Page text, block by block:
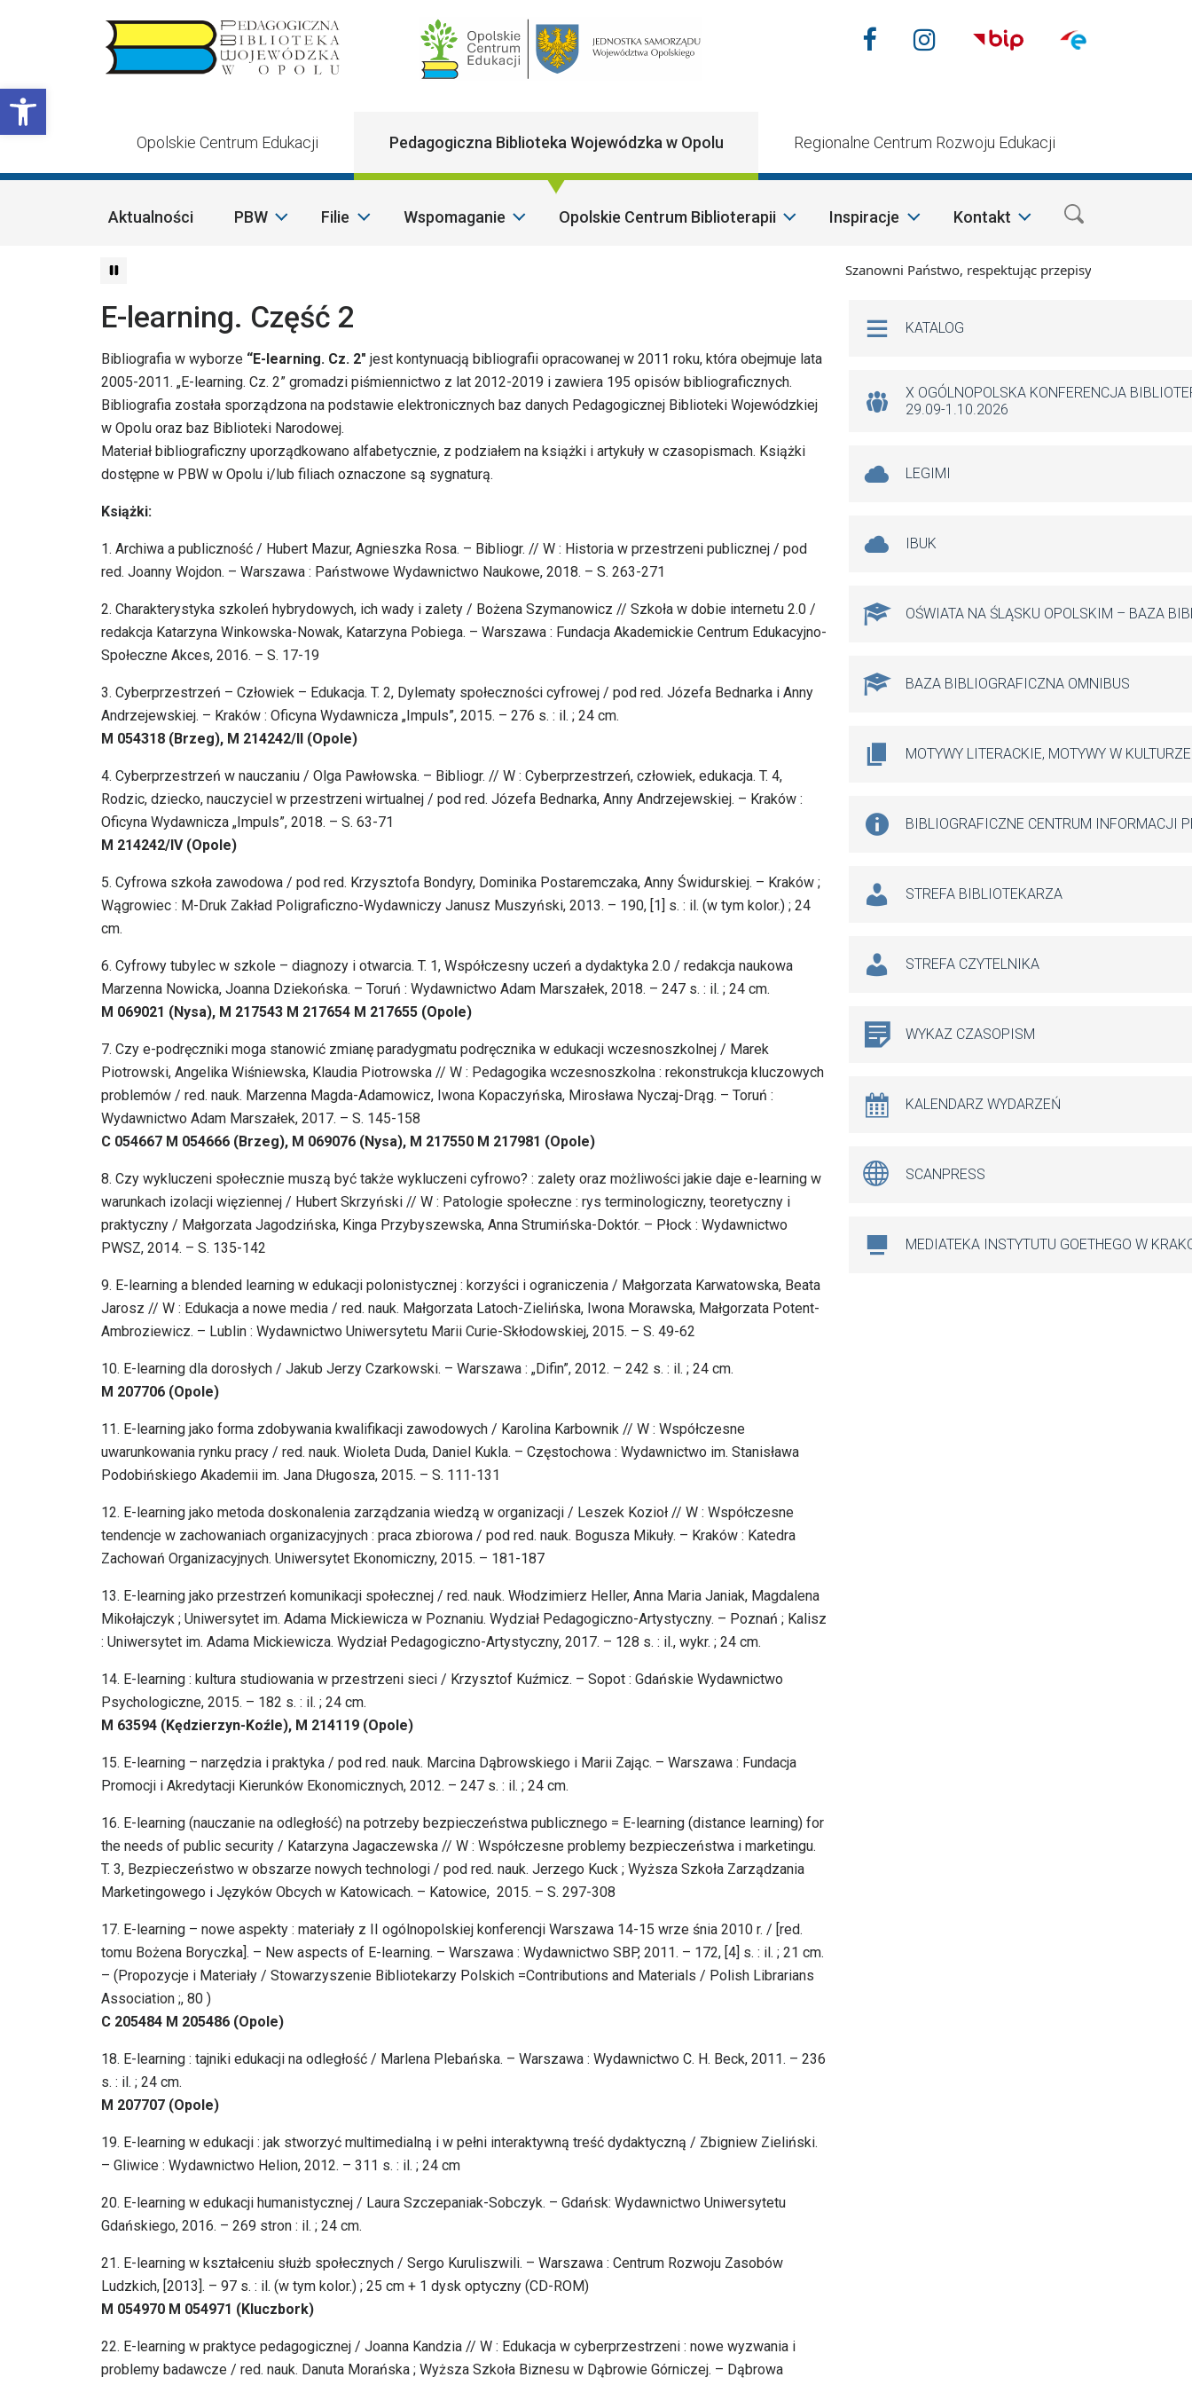
Otwórz pasek narzędzi
Main Navigation
Nasze media
FacebookInstagram
Opolskie Centrum Edukacji Pedagogiczna Biblioteka Wojewódzka w Opolu Regionalne Centrum Rozwoju Edukacji
Aktualności PBW Filie Wspomaganie Opolskie Centrum Biblioterapii Inspiracje Kontakt
Szanowni Państwo, respektując przepisy prawa i mając na
E-learning. Część 2
Bibliografia w wyborze “E-learning. Cz. 2″ jest kontynuacją bibliografii opracowanej w 2011 roku, która obejmuje lata
2005-2011. „E-learning. Cz. 2” gromadzi piśmiennictwo z lat 2012-2019 i zawiera 195 opisów bibliograficznych.
Bibliografia została sporządzona na podstawie elektronicznych baz danych Pedagogicznej Biblioteki Wojewódzkiej
w Opolu oraz baz Biblioteki Narodowej.
Materiał bibliograficzny uporządkowano alfabetycznie, z podziałem na książki i artykuły w czasopismach. Książki
dostępne w PBW w Opolu i/lub filiach oznaczone są sygnaturą.
Książki:
1. Archiwa a publiczność / Hubert Mazur, Agnieszka Rosa. – Bibliogr. // W : Historia w przestrzeni publicznej / pod
red. Joanny Wojdon. – Warszawa : Państwowe Wydawnictwo Naukowe, 2018. – S. 263-271
2. Charakterystyka szkoleń hybrydowych, ich wady i zalety / Bożena Szymanowicz // Szkoła w dobie internetu 2.0 /
redakcja Katarzyna Winkowska-Nowak, Katarzyna Pobiega. – Warszawa : Fundacja Akademickie Centrum Edukacyjno-
Społeczne Akces, 2016. – S. 17-19
3. Cyberprzestrzeń – Człowiek – Edukacja. T. 2, Dylematy społeczności cyfrowej / pod red. Józefa Bednarka i Anny
Andrzejewskiej. – Kraków : Oficyna Wydawnicza „Impuls”, 2015. – 276 s. : il. ; 24 cm.
M 054318 (Brzeg), M 214242/II (Opole)
4. Cyberprzestrzeń w nauczaniu / Olga Pawłowska. – Bibliogr. // W : Cyberprzestrzeń, człowiek, edukacja. T. 4,
Rodzic, dziecko, nauczyciel w przestrzeni wirtualnej / pod red. Józefa Bednarka, Anny Andrzejewskiej. – Kraków :
Oficyna Wydawnicza „Impuls”, 2018. – S. 63-71
M 214242/IV (Opole)
5. Cyfrowa szkoła zawodowa / pod red. Krzysztofa Bondyry, Dominika Postaremczaka, Anny Świdurskiej. – Kraków ;
Wągrowiec : M-Druk Zakład Poligraficzno-Wydawniczy Janusz Muszyński, 2013. – 190, [1] s. : il. (w tym kolor.) ; 24
cm.
6. Cyfrowy tubylec w szkole – diagnozy i otwarcia. T. 1, Współczesny uczeń a dydaktyka 2.0 / redakcja naukowa
Marzenna Nowicka, Joanna Dziekońska. – Toruń : Wydawnictwo Adam Marszałek, 2018. – 247 s. : il. ; 24 cm.
M 069021 (Nysa), M 217543 M 217654 M 217655 (Opole)
7. Czy e-podręczniki moga stanowić zmianę paradygmatu podręcznika w edukacji wczesnoszkolnej / Marek
Piotrowski, Angelika Wiśniewska, Klaudia Piotrowska // W : Pedagogika wczesnoszkolna : rekonstrukcja kluczowych
problemów / red. nauk. Marzenna Magda-Adamowicz, Iwona Kopaczyńska, Mirosława Nyczaj-Drąg. – Toruń :
Wydawnictwo Adam Marszałek, 2017. – S. 145-158
C 054667 M 054666 (Brzeg), M 069076 (Nysa), M 217550 M 217981 (Opole)
8. Czy wykluczeni społecznie muszą być także wykluczeni cyfrowo? : zalety oraz możliwości jakie daje e-learning w
warunkach izolacji więziennej / Hubert Skrzyński // W : Patologie społeczne : rys terminologiczny, teoretyczny i
praktyczny / Małgorzata Jagodzińska, Kinga Przybyszewska, Anna Strumińska-Doktór. – Płock : Wydawnictwo
PWSZ, 2014. – S. 135-142
9. E-learning a blended learning w edukacji polonistycznej : korzyści i ograniczenia / Małgorzata Karwatowska, Beata
Jarosz // W : Edukacja a nowe media / red. nauk. Małgorzata Latoch-Zielińska, Iwona Morawska, Małgorzata Potent-
Ambroziewicz. – Lublin : Wydawnictwo Uniwersytetu Marii Curie-Skłodowskiej, 2015. – S. 49-62
10. E-learning dla dorosłych / Jakub Jerzy Czarkowski. – Warszawa : „Difin”, 2012. – 242 s. : il. ; 24 cm.
M 207706 (Opole)
11. E-learning jako forma zdobywania kwalifikacji zawodowych / Karolina Karbownik // W : Współczesne
uwarunkowania rynku pracy / red. nauk. Wioleta Duda, Daniel Kukla. – Częstochowa : Wydawnictwo im. Stanisława
Podobińskiego Akademii im. Jana Długosza, 2015. – S. 111-131
12. E-learning jako metoda doskonalenia zarządzania wiedzą w organizacji / Leszek Kozioł // W : Współczesne
tendencje w zachowaniach organizacyjnych : praca zbiorowa / pod red. nauk. Bogusza Mikuły. – Kraków : Katedra
Zachowań Organizacyjnych. Uniwersytet Ekonomiczny, 2015. – 181-187
13. E-learning jako przestrzeń komunikacji społecznej / red. nauk. Włodzimierz Heller, Anna Maria Janiak, Magdalena
Mikołajczyk ; Uniwersytet im. Adama Mickiewicza w Poznaniu. Wydział Pedagogiczno-Artystyczny. – Poznań ; Kalisz
: Uniwersytet im. Adama Mickiewicza. Wydział Pedagogiczno-Artystyczny, 2017. – 128 s. : il., wykr. ; 24 cm.
14. E-learning : kultura studiowania w przestrzeni sieci / Krzysztof Kuźmicz. – Sopot : Gdańskie Wydawnictwo
Psychologiczne, 2015. – 182 s. : il. ; 24 cm.
M 63594 (Kędzierzyn-Koźle), M 214119 (Opole)
15. E-learning – narzędzia i praktyka / pod red. nauk. Marcina Dąbrowskiego i Marii Zając. – Warszawa : Fundacja
Promocji i Akredytacji Kierunków Ekonomicznych, 2012. – 247 s. : il. ; 24 cm.
16. E-learning (nauczanie na odległość) na potrzeby bezpieczeństwa publicznego = E-learning (distance learning) for
the needs of public security / Katarzyna Jagaczewska // W : Współczesne problemy bezpieczeństwa i marketingu.
T. 3, Bezpieczeństwo w obszarze nowych technologi / pod red. nauk. Jerzego Kuck ; Wyższa Szkoła Zarządzania
Marketingowego i Języków Obcych w Katowicach. – Katowice, 2015. – S. 297-308
17. E-learning – nowe aspekty : materiały z II ogólnopolskiej konferencji Warszawa 14-15 wrze śnia 2010 r. / [red.
tomu Bożena Boryczka]. – New aspects of E-learning. – Warszawa : Wydawnictwo SBP, 2011. – 172, [4] s. : il. ; 21 cm.
– (Propozycje i Materiały / Stowarzyszenie Bibliotekarzy Polskich =Contributions and Materials / Polish Librarians
Association ;, 80 )
C 205484 M 205486 (Opole)
18. E-learning : tajniki edukacji na odległość / Marlena Plebańska. – Warszawa : Wydawnictwo C. H. Beck, 2011. – 236
s. : il. ; 24 cm.
M 207707 (Opole)
19. E-learning w edukacji : jak stworzyć multimedialną i w pełni interaktywną treść dydaktyczną / Zbigniew Zieliński.
– Gliwice : Wydawnictwo Helion, 2012. – 311 s. : il. ; 24 cm
20. E-learning w edukacji humanistycznej / Laura Szczepaniak-Sobczyk. – Gdańsk: Wydawnictwo Uniwersytetu
Gdańskiego, 2016. – 269 stron : il. ; 24 cm.
21. E-learning w kształceniu służb społecznych / Sergo Kuruliszwili. – Warszawa : Centrum Rozwoju Zasobów
Ludzkich, [2013]. – 97 s. : il. (w tym kolor.) ; 25 cm + 1 dysk optyczny (CD-ROM)
M 054970 M 054971 (Kluczbork)
22. E-learning w praktyce pedagogicznej / Joanna Kandzia // W : Edukacja w cyberprzestrzeni : nowe wyzwania i
problemy badawcze / red. nauk. Danuta Morańska ; Wyższa Szkoła Biznesu w Dąbrowie Górniczej. – Dąbrowa
Na skróty
KATALOG
X OGÓLNOPOLSKA KONFERENCJA
29.09-1.10.2026
LEGIMI
IBUK
OŚWIATA NA ŚLĄSKU OPOLSKIM – BAZA
BAZA BIBLIOGRAFICZNA OMNIBUS
MOTYWY LITERACKIE, MOTYWY W KULTURZE
BIBLIOGRAFICZNE CENTRUM INFORMACJI
STREFA BIBLIOTEKARZA
STREFA CZYTELNIKA
WYKAZ CZASOPISM
KALENDARZ WYDARZEŃ
SCANPRESS
MEDIATEKA INSTYTUTU GOETHEGO W